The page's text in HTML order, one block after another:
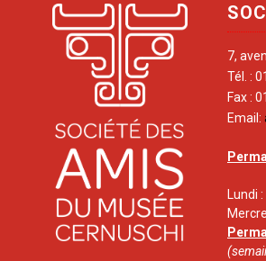
7,
Tél. :
Fax :
Email:
Lundi